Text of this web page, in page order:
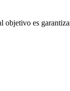
objetivo es